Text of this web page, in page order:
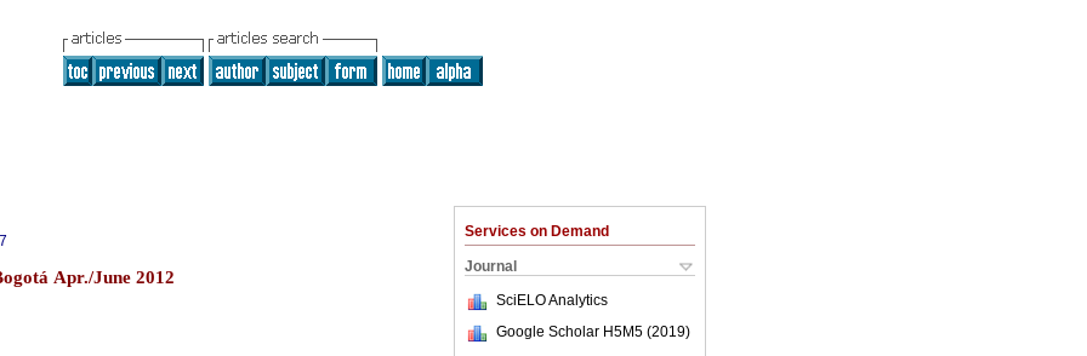
Services on Demand
Journal
SciELO Analytics
Google Scholar H5M5 (2019)
Apr./June 2012